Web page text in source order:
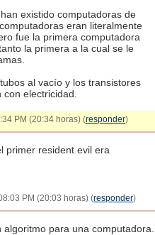
existido computadoras de
eran literalmente
fue la primera computadora
la primera a la cual se le
al vacío y los transistores
electricidad.
PM (20:34 horas) (responder)
primer resident evil era
PM (20:03 horas) (responder)
para una computadora.